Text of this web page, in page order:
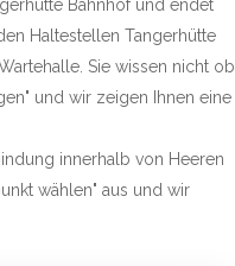
Bahnhof und endet
Haltestellen Tangerhütte
Sie wissen nicht ob
und wir zeigen Ihnen eine
innerhalb von Heeren
wählen" aus und wir